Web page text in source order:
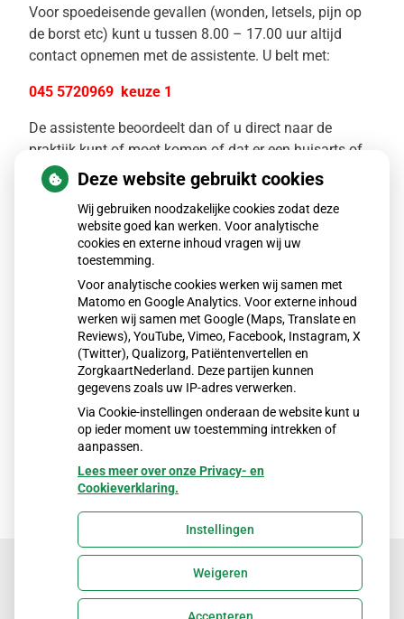
Voor spoedeisende gevallen (wonden, letsels, pijn op
de borst etc) kunt u tussen 8.00 – 17.00 uur altijd
contact opnemen met de assistente. U belt met:
045 5720969 keuze 1
De assistente beoordeelt dan of u direct naar de
praktijk kunt of moet komen of dat er een huisarts of
ambulance naar u toe moet worden gestuurd.
Tijdens avond-, nacht- en weekenduren en op
feestdagen kunt u contact opnemen met de
HuisartsenSpoedpostOostelijk Zuid-Limburg. U belt
dan bij spoedgevallen met:
045 5778844
De HuisartsenSpoedpostOZL is gevestigd aan de
Henri Dunantstraat 5, 6419 PB Heerlen. Dit is het
spoedplein van het Zuyderland MC, naast de
Spoedeisende Hulp.
Uw Zorg Online|Beheer
Deze website gebruikt cookies
Wij gebruiken noodzakelijke cookies zodat deze
website goed kan werken. Voor analytische
cookies en externe inhoud vragen wij uw
toestemming.
Voor analytische cookies werken wij samen met
Matomo en Google Analytics. Voor externe inhoud
werken wij samen met Google (Maps, Translate en
Reviews), YouTube, Vimeo, Facebook, Instagram, X
(Twitter), Qualizorg, Patiëntenvertellen en
ZorgkaartNederland. Deze partijen kunnen
gegevens zoals uw IP-adres verwerken.
Via Cookie-instellingen onderaan de website kunt u
op ieder moment uw toestemming intrekken of
aanpassen.
Lees meer over onze Privacy- en
Cookieverklaring.
Instellingen
Weigeren